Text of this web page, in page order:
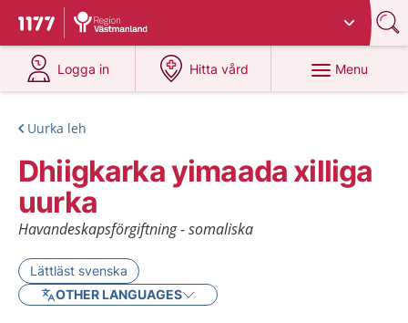
To start page for 1177
Du har valt region
Logga in
at 1177.se
Hitta vård
at 1177.se
Menu
Uurka leh
Dhiigkarka yimaada xilliga
uurka
Havandeskapsförgiftning - somaliska
Lättläst svenska
OTHER LANGUAGES